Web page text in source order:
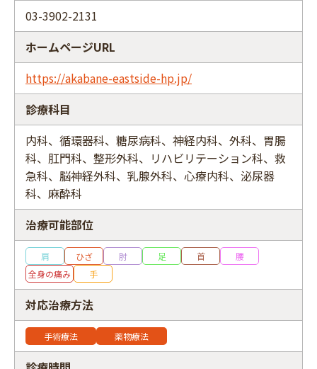
フリーワード
03-3902-2131
ホームページURL
https://akabane-eastside-hp.jp/
診療科目
内科、循環器科、糖尿病科、神経内科、外科、胃腸
科、肛門科、整形外科、リハビリテーション科、救
急科、脳神経外科、乳腺外科、心療内科、泌尿器
科、麻酔科
治療可能部位
肩 ひざ 肘 足 首
腰
全身の痛み
手
対応治療方法
手術療法 薬物療法